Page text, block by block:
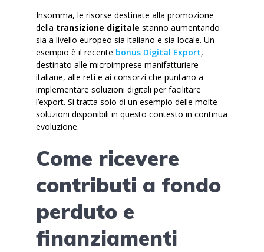
Insomma, le risorse destinate alla promozione
della transizione digitale stanno aumentando
sia a livello europeo sia italiano e sia locale. Un
esempio è il recente bonus Digital Export,
destinato alle microimprese manifatturiere
italiane, alle reti e ai consorzi che puntano a
implementare soluzioni digitali per facilitare
l’export. Si tratta solo di un esempio delle molte
soluzioni disponibili in questo contesto in continua
evoluzione.
Come ricevere
contributi a fondo
perduto e
finanziamenti